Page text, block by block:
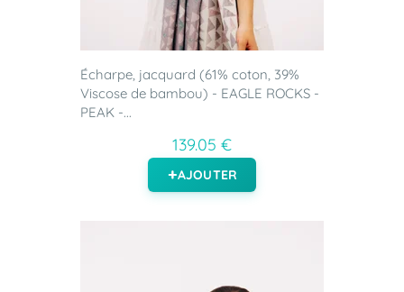
Écharpe, jacquard (61% coton, 39%
Viscose de bambou) - EAGLE ROCKS -
PEAK -...
139.05 €
AJOUTER